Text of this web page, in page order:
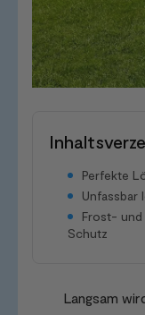
Perfekte
Unfassbar
Frost- und
Schutz
Langsam